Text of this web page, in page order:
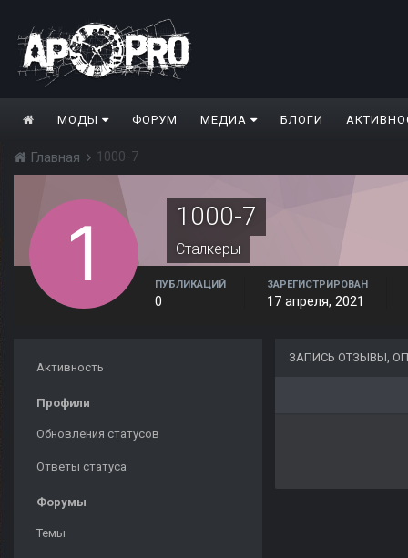
МОДЫ ФОРУМ МЕДИА БЛОГИ
Главная 1000-7
1000-7
Сталкеры
ПУБЛИКАЦИЙ
0
ЗАРЕГИСТРИРОВАН
17 апреля, 2021
Активность
Профили
Обновления статусов
Ответы статуса
Форумы
Темы
ЗАПИСЬ ОТЗЫВЫ,